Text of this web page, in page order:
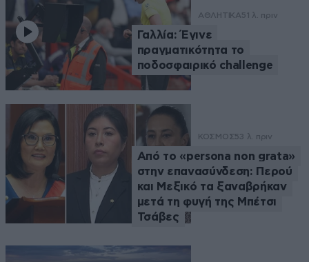
ΑΘΛΗΤΙΚΑ51 λ. πριν
Γαλλία: Έγινε
πραγματικότητα το
ποδοσφαιρικό challenge
ΚΟΣΜΟΣ53 λ. πριν
Από το «persona non grata»
στην επανασύνδεση: Περού
και Μεξικό τα ξαναβρήκαν
μετά τη φυγή της Μπέτσι
Τσάβες